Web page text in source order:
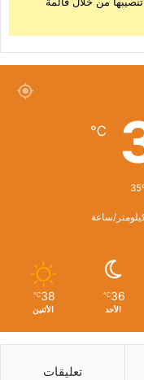
℃
36
℃
الأحد
38
℃
الأثنين
تعليقات